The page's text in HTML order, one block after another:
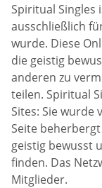
Spiritual Singles
ausschließlich
wurde. Diese
die geistig
anderen zu
teilen. Spiritual
Sites: Sie wurde
Seite
geistig bewusst
finden. Das
Mitglieder.